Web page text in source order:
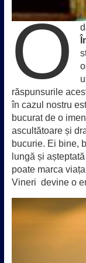
O
răspunsurile
în cazul nostru
bucurat de o
ascultătoare și
bucurie. Ei bine,
lungă și
poate marca
Vineri devine o